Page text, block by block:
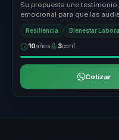
Su propuesta une
emocional para que las
sus decisiones...
Resiliencia Bienestar Laboral
10años 3conf.
Cotizar